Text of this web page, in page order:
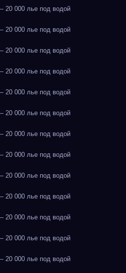
000 лье под водой
000 лье под водой
000 лье под водой
000 лье под водой
000 лье под водой
000 лье под водой
000 лье под водой
000 лье под водой
000 лье под водой
000 лье под водой
000 лье под водой
000 лье под водой
000 лье под водой